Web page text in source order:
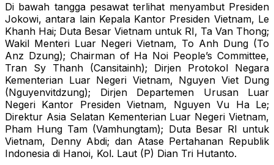
Di bawah tangga pesawat terlihat menyambut Presiden
Jokowi, antara lain Kepala Kantor Presiden Vietnam, Le
Khanh Hai; Duta Besar Vietnam untuk RI, Ta Van Thong;
Wakil Menteri Luar Negeri Vietnam, To Anh Dung (To
Anz Dzung); Chairman of Ha Noi People’s Committee,
Tran Sy Thanh (Cansitainh); Dirjen Protokol Negara
Kementerian Luar Negeri Vietnam, Nguyen Viet Dung
(Nguyenvitdzung); Dirjen Departemen Urusan Luar
Negeri Kantor Presiden Vietnam, Nguyen Vu Ha Le;
Direktur Asia Selatan Kementerian Luar Negeri Vietnam,
Pham Hung Tam (Vamhungtam); Duta Besar RI untuk
Vietnam, Denny Abdi; dan Atase Pertahanan Republik
Indonesia di Hanoi, Kol. Laut (P) Dian Tri Hutanto.